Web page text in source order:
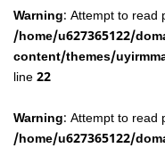
Warning: Attempt to read
/home/u627365122/
content/themes/
line 22
Warning: Attempt to read
/home/u627365122/